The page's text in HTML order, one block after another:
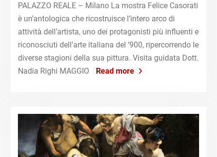
PALAZZO REALE – Milano La mostra Felice Casorati
è un’antologica che ricostruisce l’intero arco di
attività dell’artista, uno dei protagonisti più influenti e
riconosciuti dell’arte italiana del ‘900, ripercorrendo le
diverse stagioni della sua pittura. Visita guidata Dott.
Nadia Righi MAGGIO
Read more